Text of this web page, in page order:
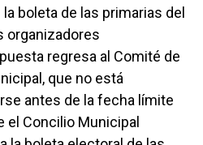
boleta de las primarias del
organizadores
regresa al Comité de
que no está
antes de la fecha límite
el Concilio Municipal